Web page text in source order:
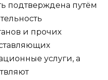
подтверждена путём
и прочих
услуги, а